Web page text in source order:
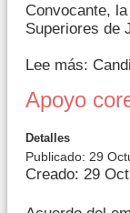
Convocante,
Superiores de
Lee más:
Apoyo
Detalles
Publicado: 29
Creado: 29